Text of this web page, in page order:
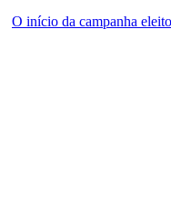
O início da campanha